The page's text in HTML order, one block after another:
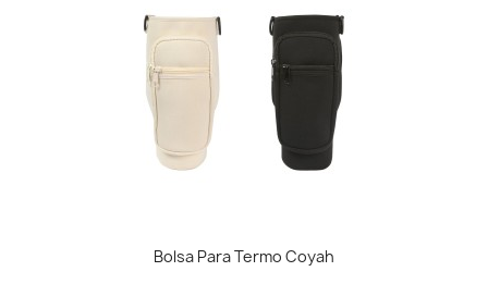
Bolsa Para Termo Coyah